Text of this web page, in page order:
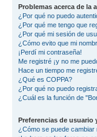
Problemas acerca de la
¿Por qué no puedo
¿Por qué me tengo que
¿Por qué mi sesión de
¿Cómo evito que mi
¡Perdí mi contraseña!
Me registré ¡y no me
Hace un tiempo me
¿Qué es COPPA?
¿Por qué no puedo
¿Cuál es la función de
Preferencias de usuario
¿Cómo se puede cambiar